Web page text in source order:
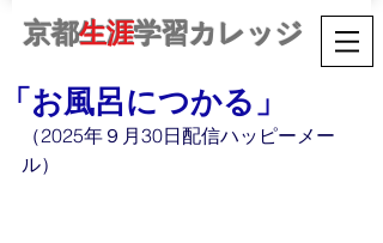
京都生涯学習カレッジ
「お風呂につかる」
（2025年９月30日配信ハッピーメー
ル）